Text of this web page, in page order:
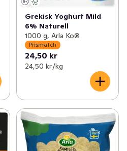
Grekisk Yoghurt Mild
6% Naturell
1000 g, Arla Ko®
Prismatch
24,50 kr
24,50 kr /kg